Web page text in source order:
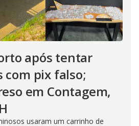
após tentar
com pix falso;
em Contagem,
usaram um carrinho de